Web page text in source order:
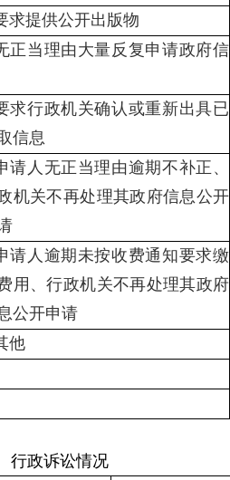
求提供公开出版物
正当理由大量反复申请政府信
求行政机关确认或重新出具已
信息
请人无正当理由逾期不补正、
机关不再处理其政府信息公开
请人逾期未按收费通知要求缴
用、行政机关不再处理其政府
公开申请
他
行政诉讼情况